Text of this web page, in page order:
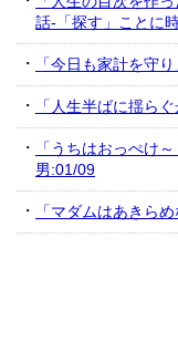
話-「探す」ことに
「今日も家計を守
「人生半ばに揺ら
「うちはおっぺけ
男:01/09
「マダムはあきら